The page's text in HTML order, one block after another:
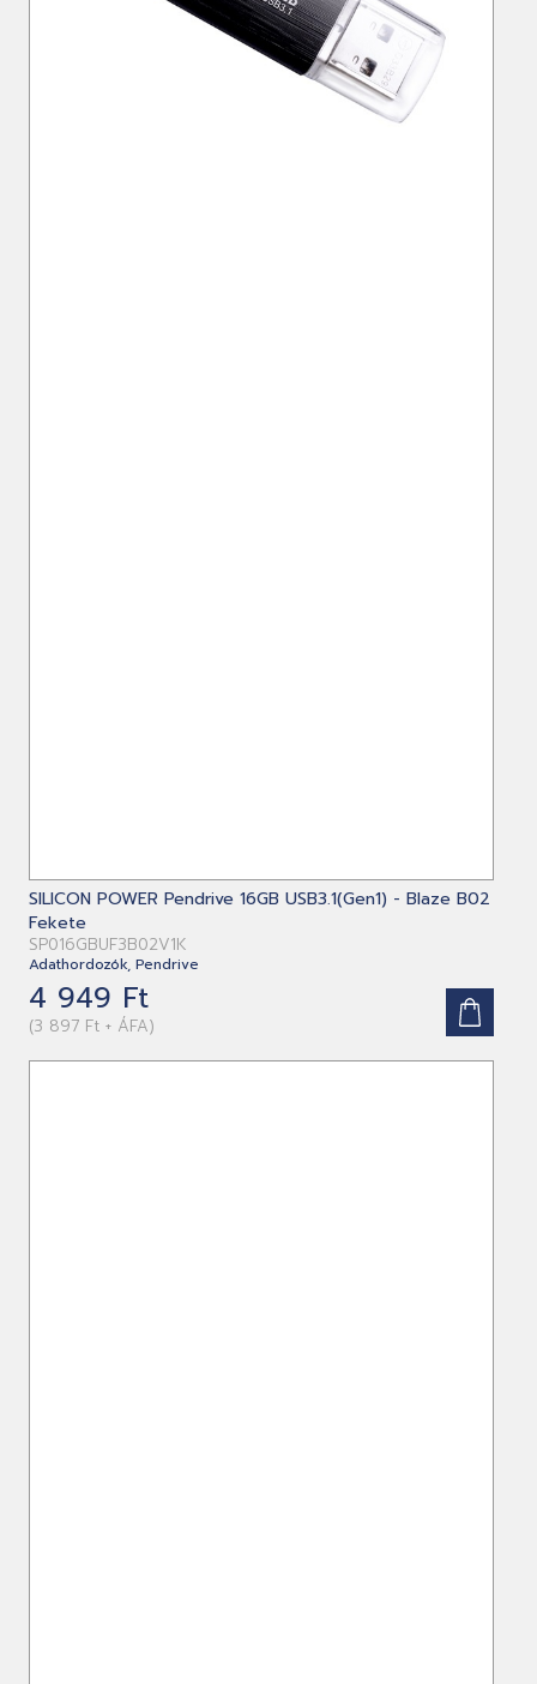
SILICON POWER Pendrive 16GB USB3.1(Gen1) - Blaze B02
Fekete
SP016GBUF3B02V1K
Adathordozók, Pendrive
4 949 Ft
(3 897 Ft + ÁFA)